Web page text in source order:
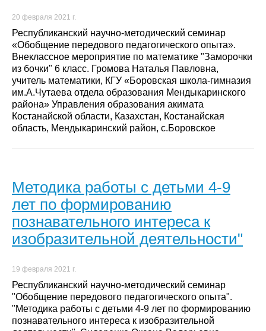
20 февраля 2021 г.
Республиканский научно-методический семинар
«Обобщение передового педагогического опыта».
Внеклассное мероприятие по математике "Заморочки
из бочки" 6 класс. Громова Наталья Павловна,
учитель математики, КГУ «Боровская школа-гимназия
им.А.Чутаева отдела образования Мендыкаринского
района» Управления образования акимата
Костанайской области, Казахстан, Костанайская
область, Мендыкаринский район, с.Боровское
Методика работы с детьми 4-9
лет по формированию
познавательного интереса к
изобразительной деятельности"
19 февраля 2021 г.
Республиканский научно-методический семинар
"Обобщение передового педагогического опыта".
"Методика работы с детьми 4-9 лет по формированию
познавательного интереса к изобразительной